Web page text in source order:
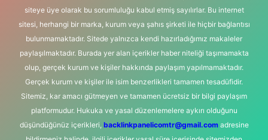
siteye üye olarak bu sorumluluğu kabul etmiş sayılırlar. Bu internet
sitesi, herhangi bir marka, kurum veya şahıs şirketi ile hiçbir bağlantısı
bulunmamaktadır. Sitede yalnızca kendi hazırladığımız makaleler
paylaşılmaktadır. Burada yer alan içerikler haber niteliği taşımamakta
olup, gerçek kurum ve kişiler hakkında paylaşım yapılmamaktadır.
Gerçek kurum ve kişiler ile isim benzerlikleri tamamen tesadüfidir.
Sitemiz, kar amacı gütmeyen ve tamamen ücretsiz bir bilgi paylaşım
platformudur. Hukuka ve yasal düzenlemelere aykırı olduğunu
düşündüğünüz içerikleri, backlinkpanelicomtr@gmail.comadresine